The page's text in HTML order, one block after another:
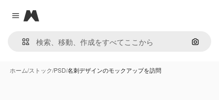
Close menu
Magnific
画像で
ホーム/ストック/PSD/名刺デザインのモックアップを訪問